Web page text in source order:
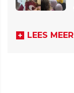
LEES MEER